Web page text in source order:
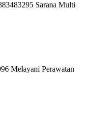
Sarana Multi
Melayani Perawatan